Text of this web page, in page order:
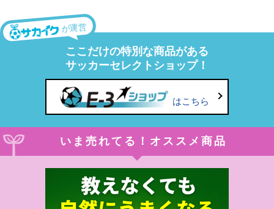
が運営
ここだけの特別な商品がある
サッカーセレクトショップ！
はこちら
いま売れてる！オススメ商品